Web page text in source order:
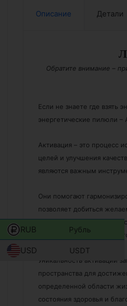
RUB Рубль
USD USDT
Описание Детали
Обратите внимание –
Если не знаете где взять
энергетические пилюли
Активация – это процесс
целей и улучшения
являются важным
Они помогают
позволяет добиться
для привлечения любви,
здоровья и многого
Уникальность активаций
пространства для
определенной области
состояния здоровья и